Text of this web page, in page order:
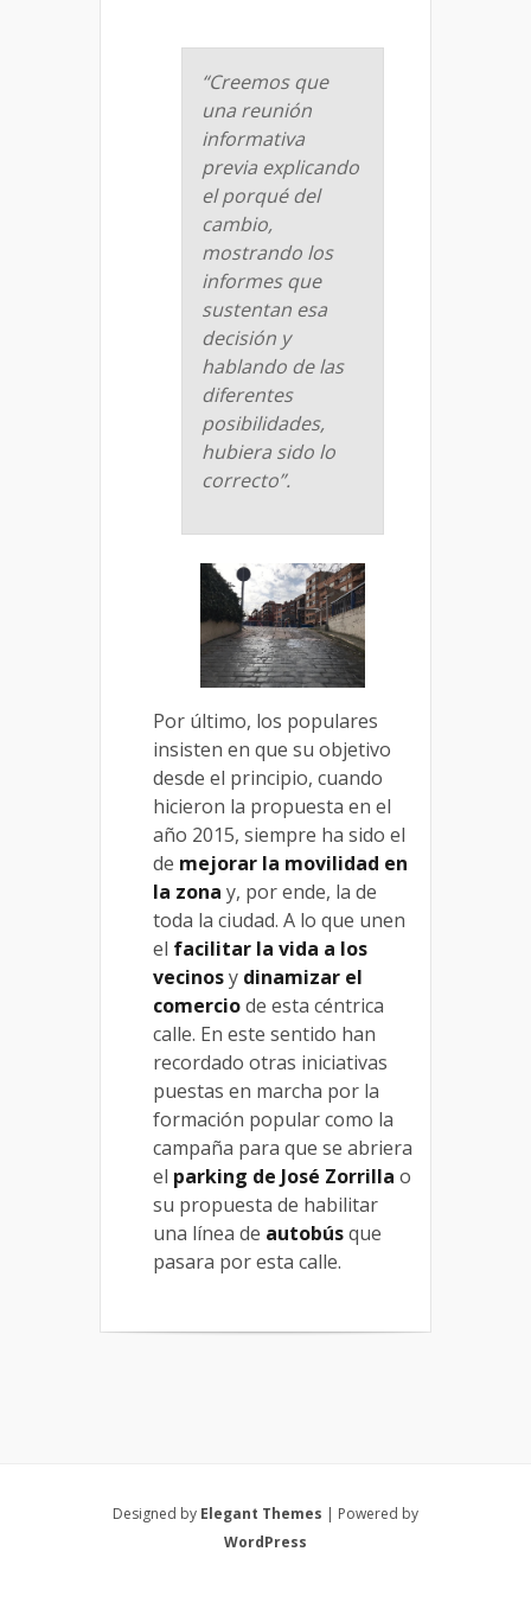
“Creemos que
una reunión
informativa
previa explicando
el porqué del
cambio,
mostrando los
informes que
sustentan esa
decisión y
hablando de las
diferentes
posibilidades,
hubiera sido lo
correcto”.
Por último, los populares
insisten en que su objetivo
desde el principio, cuando
hicieron la propuesta en el
año 2015, siempre ha sido el
de mejorar la movilidad en
la zona y, por ende, la de
toda la ciudad. A lo que unen
el facilitar la vida a los
vecinosy dinamizar el
comerciode esta céntrica
calle. En este sentido han
recordado otras iniciativas
puestas en marcha por la
formación popular como la
campaña para que se abriera
el parking de José Zorrilla o
su propuesta de habilitar
una línea de autobúsque
pasara por esta calle.
Designed by Elegant Themes | Powered by
WordPress